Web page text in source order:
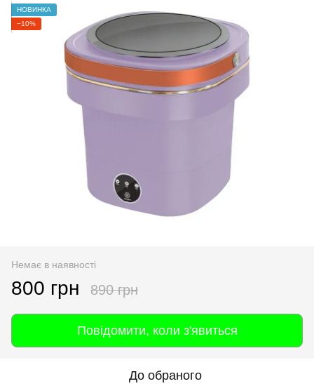
НОВИНКА
−10%
Немає в наявності
800 грн 890 грн
Повідомити, коли з'явиться
До обраного